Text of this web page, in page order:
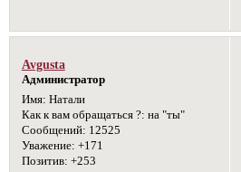
Avgusta
Администратор
Имя: Натали
Как к вам обращаться ?: на "ты"
Сообщений: 12525
Уважение: +171
Позитив: +253